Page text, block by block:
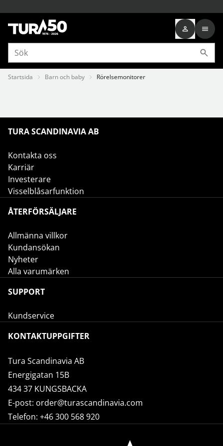
Startsida Barn och baby Rörelsemonitorer
TURA SCANDINAVIA AB
Kontakta oss
Karriär
Investerare
Visselblåsarfunktion
ÅTERFÖRSÄLJARE
Allmänna villkor
Kundansökan
Nyheter
Alla varumärken
SUPPORT
Kundservice
KONTAKTUPPGIFTER
Tura Scandinavia AB
Energigatan 15B
434 37 KUNGSBACKA
E-post: order@turascandinavia.com
Telefon: +46 300 568 920